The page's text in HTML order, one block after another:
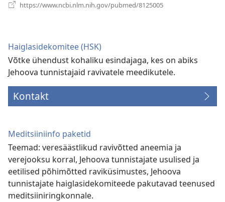
https://www.ncbi.nlm.nih.gov/pubmed/8125005
Haiglasidekomitee (HSK)
Võtke ühendust kohaliku esindajaga, kes on abiks
Jehoova tunnistajaid ravivatele meedikutele.
Kontakt
Meditsiiniinfo paketid
Teemad: veresäästlikud ravivõtted aneemia ja
verejooksu korral, Jehoova tunnistajate usulised ja
eetilised põhimõtted raviküsimustes, Jehoova
tunnistajate haiglasidekomiteede pakutavad teenused
meditsiiniringkonnale.